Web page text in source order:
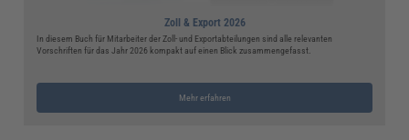
Zoll & Export 2026
In diesem Buch für Mitarbeiter der Zoll- und Exportabteilungen sind alle relevanten
Vorschriften für das Jahr 2026 kompakt auf einen Blick zusammengefasst.
Mehr erfahren